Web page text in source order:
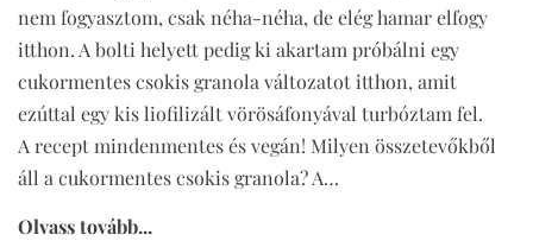
nem fogyasztom, csak néha-néha, de elég hamar elfogy
itthon. A bolti helyett pedig ki akartam próbálni egy
cukormentes csokis granola változatot itthon, amit
ezúttal egy kis liofilizált vörösáfonyával turbóztam fel.
A recept mindenmentes és vegán! Milyen összetevőkből
áll a cukormentes csokis granola? A…
Olvass tovább...